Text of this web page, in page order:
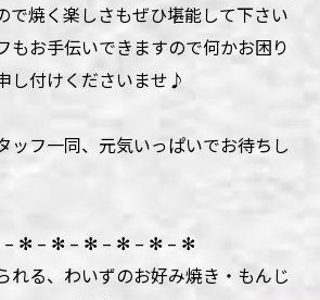
で焼く楽しさもぜひ堪能して下さい
もお手伝いできますので何かお困り
し付けくださいませ♪
ッフ一同、元気いっぱいでお待ちし
✻ – ✻ – ✻ – ✻ – ✻ – ✻
れる、わいずのお好み焼き・もんじ